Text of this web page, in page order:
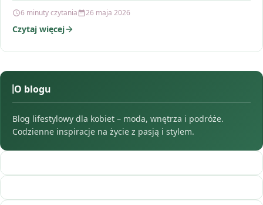
6 minuty czytania 26 maja 2026
Czytaj więcej
O blogu
Blog lifestylowy dla kobiet – moda, wnętrza i podróże.
Codzienne inspiracje na życie z pasją i stylem.